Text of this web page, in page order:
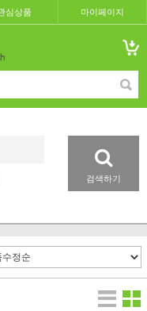
심상품 마이페이지
검색하기